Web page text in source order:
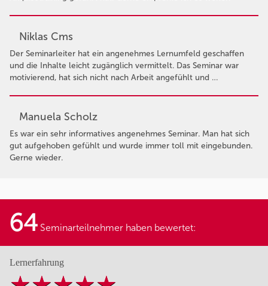
Niklas Cms
Der Seminarleiter hat ein angenehmes Lernumfeld geschaffen
und die Inhalte leicht zugänglich vermittelt. Das Seminar war
motivierend, hat sich nicht nach Arbeit angefühlt und …
Manuela Scholz
Es war ein sehr informatives angenehmes Seminar. Man hat sich
gut aufgehoben gefühlt und wurde immer toll mit eingebunden.
Gerne wieder.
64 Seminarteilnehmer haben bewertet:
Lernerfahrung